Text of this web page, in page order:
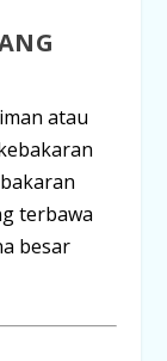
atau
terbawa
besar